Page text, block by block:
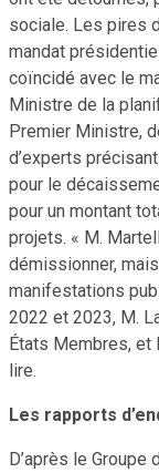
sociale. Les pires
mandat
coïncidé avec le
Ministre de la
Premier Ministre,
d’experts
pour le
pour un montant
projets. « M.
démissionner,
manifestations
2022 et 2023, M.
États Membres, et
lire.
Les rapports
D’après le Groupe